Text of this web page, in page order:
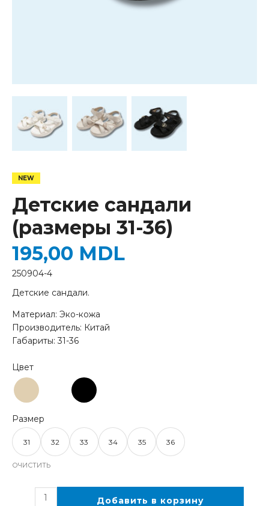
Детские сандали
(размеры 31-36)
Детские сандали.
Материал: Эко-кожа
Производитель: Китай
Габариты: 31-36
195,00 MDL
31 32 33 34 35 36
ОЧИСТИТЬ
Добавить в корзину
250904-4